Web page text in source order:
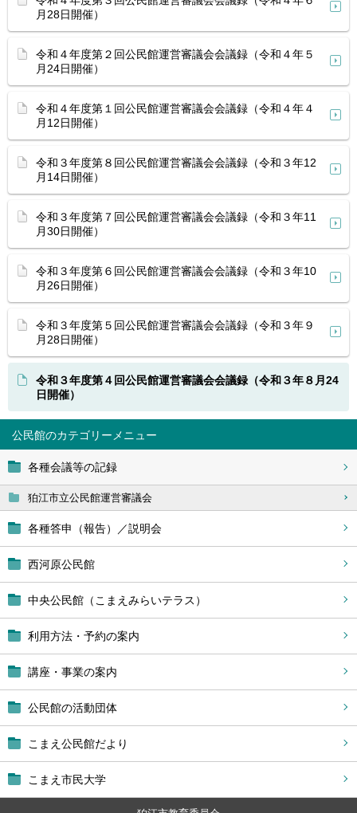
公民館
各種会議等の記録
狛江市立公民館運営審議会
各種答申（報告）／説明会
西河原公民館
中央公民館（こまえみらいテラス）
利用方法・予約の案内
講座・事業の案内
公民館の活動団体
こまえ公民館だより
こまえ市民大学
月28日開催）
令和４年度第２回公民館運営審議会会議録（令和４年５
月24日開催）
令和４年度第１回公民館運営審議会会議録（令和４年４
月12日開催）
令和３年度第８回公民館運営審議会会議録（令和３年12
月14日開催）
令和３年度第７回公民館運営審議会会議録（令和３年11
月30日開催）
令和３年度第６回公民館運営審議会会議録（令和３年10
月26日開催）
令和３年度第５回公民館運営審議会会議録（令和３年９
月28日開催）
令和３年度第４回公民館運営審議会会議録（令和３年８月24
日開催）